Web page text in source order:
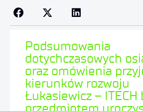
Podsumowania
dotychczasowych
oraz omówienia
kierunków rozwoju
Łukasiewicz – ITECH